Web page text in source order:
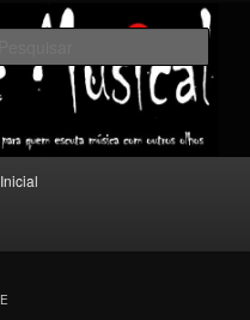
outros olhos.